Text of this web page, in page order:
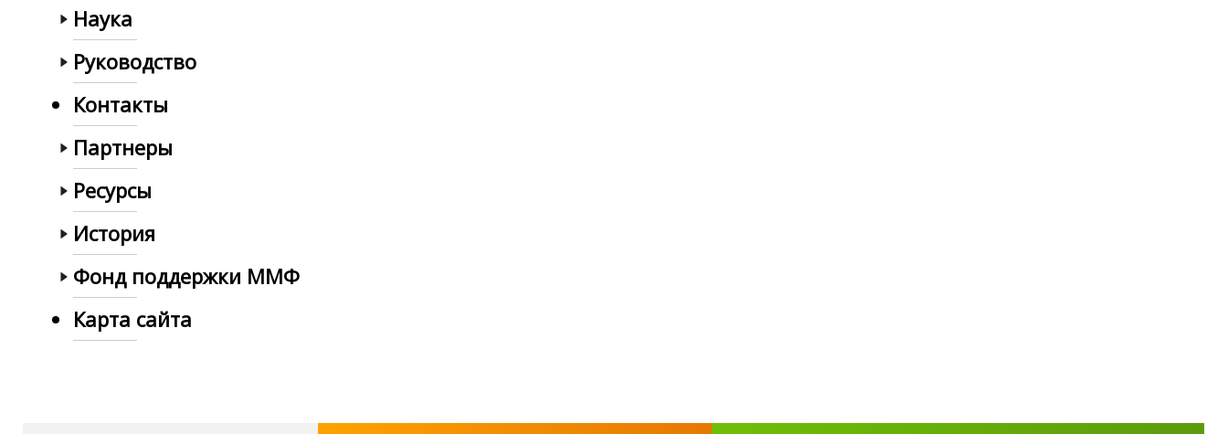
Наука
Руководство
Контакты
Партнеры
Ресурсы
История
Фонд поддержки ММФ
Карта сайта